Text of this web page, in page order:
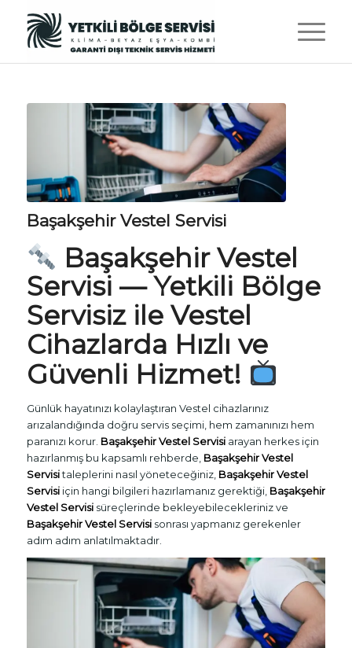
Başakşehir Vestel Servisi
Başakşehir Vestel
Servisi —Yetkili Bölge
Servisizile Vestel
Cihazlarda Hızlı ve
Güvenli Hizmet!
Günlük hayatınızı kolaylaştıran Vestel cihazlarınız
arızalandığında doğru servis seçimi, hem zamanınızı hem
paranızı korur. Başakşehir Vestel Servisiarayan herkes için
hazırlanmış bu kapsamlı rehberde, Başakşehir Vestel
Servisitaleplerini nasıl yöneteceğiniz, Başakşehir Vestel
Servisiiçin hangi bilgileri hazırlamanız gerektiği, Başakşehir
Vestel Servisisüreçlerinde bekleyebilecekleriniz ve
Başakşehir Vestel Servisisonrası yapmanız gerekenler
adım adım anlatılmaktadır.